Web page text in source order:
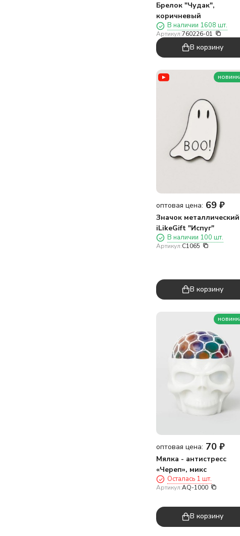
Брелок "Чудак",
коричневый
В наличии 1608 шт.
Артикул:760226-01
В корзину
оптовая цена: 69 ₽
Значок металлический
iLikeGift "Испуг"
В наличии 100 шт.
Артикул:C1065
В корзину
оптовая цена: 70 ₽
Мялка - антистресс
«Череп», микс
Осталась 1 шт.
Артикул:AQ-1000
В корзину